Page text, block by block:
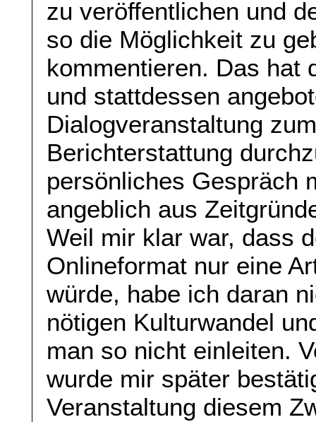
zu veröffentlichen und
so die Möglichkeit zu
kommentieren. Das hat
und stattdessen
Dialogveranstaltung
Berichterstattung
persönliches Gespräch
angeblich aus
Weil mir klar war, dass
Onlineformat nur eine
würde, habe ich daran
nötigen Kulturwandel
man so nicht einleiten.
wurde mir später
Veranstaltung diesem